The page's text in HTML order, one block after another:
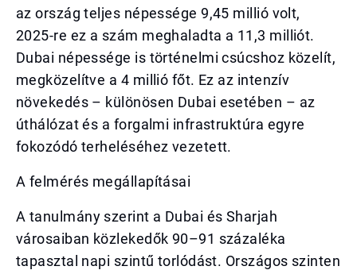
az ország teljes népessége 9,45 millió volt,
2025-re ez a szám meghaladta a 11,3 milliót.
Dubai népessége is történelmi csúcshoz közelít,
megközelítve a 4 millió főt. Ez az intenzív
növekedés – különösen Dubai esetében – az
úthálózat és a forgalmi infrastruktúra egyre
fokozódó terheléséhez vezetett.
A felmérés megállapításai
A tanulmány szerint a Dubai és Sharjah
városaiban közlekedők 90–91 százaléka
tapasztal napi szintű torlódást. Országos szinten